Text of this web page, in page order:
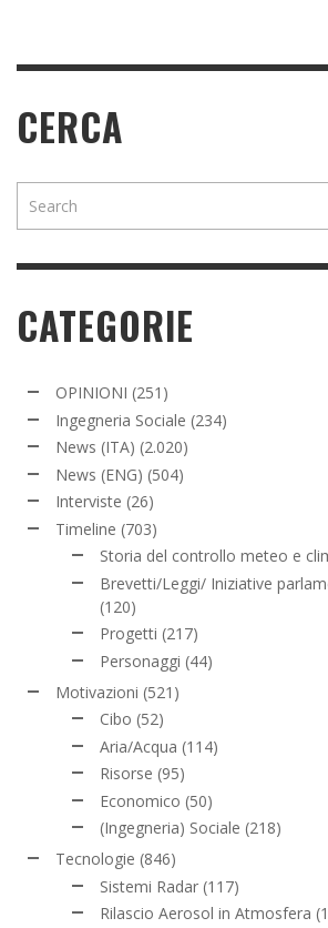
CERCA
CATEGORIE
OPINIONI (251)
Ingegneria Sociale (234)
News (ITA) (2.020)
News (ENG) (504)
Interviste (26)
Timeline (703)
Storia del controllo meteo e
Brevetti/Leggi/ Iniziative
(120)
Progetti (217)
Personaggi (44)
Motivazioni (521)
Cibo (52)
Aria/Acqua (114)
Risorse (95)
Economico (50)
(Ingegneria) Sociale (218)
Tecnologie (846)
Sistemi Radar (117)
Rilascio Aerosol in Atmosfera